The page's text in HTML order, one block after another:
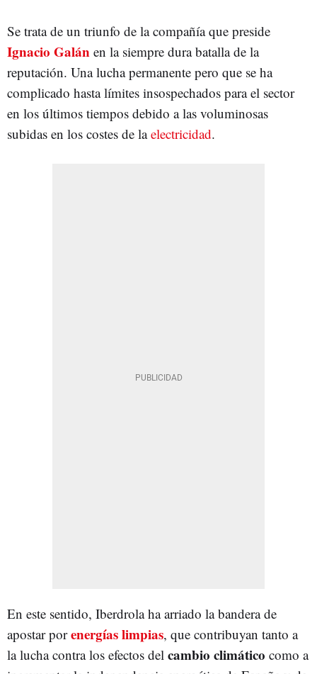
Se trata de un triunfo de la compañía que preside
Ignacio Galán en la siempre dura batalla de la
reputación. Una lucha permanente pero que se ha
complicado hasta límites insospechados para el sector
en los últimos tiempos debido a las voluminosas
subidas en los costes de laelectricidad.
En este sentido, Iberdrola ha arriado la bandera de
apostar porenergías limpias, que contribuyan tanto a
la lucha contra los efectos del cambio climático como a